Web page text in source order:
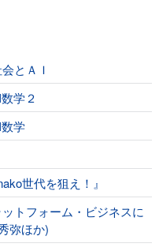
とＡＩ
学２
学
世代を狙え！』
トフォーム・ビジネスに
弥ほか)